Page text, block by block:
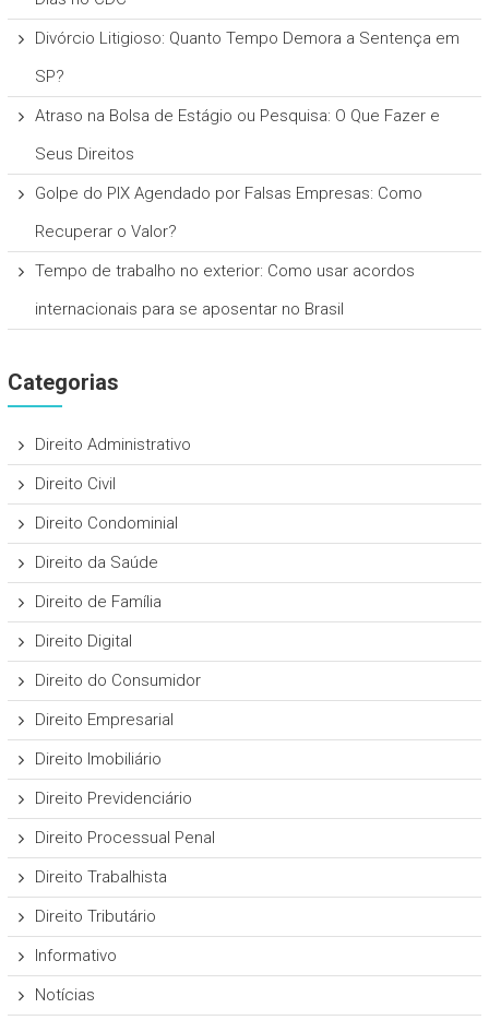
Divórcio Litigioso: Quanto Tempo Demora a Sentença em
SP?
Atraso na Bolsa de Estágio ou Pesquisa: O Que Fazer e
Seus Direitos
Golpe do PIX Agendado por Falsas Empresas: Como
Recuperar o Valor?
Tempo de trabalho no exterior: Como usar acordos
internacionais para se aposentar no Brasil
Categorias
Direito Administrativo
Direito Civil
Direito Condominial
Direito da Saúde
Direito de Família
Direito Digital
Direito do Consumidor
Direito Empresarial
Direito Imobiliário
Direito Previdenciário
Direito Processual Penal
Direito Trabalhista
Direito Tributário
Informativo
Notícias